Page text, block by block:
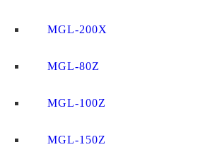
MGL-200X
MGL-80Z
MGL-100Z
MGL-150Z